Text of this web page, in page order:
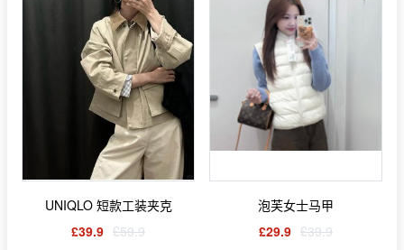
UNIQLO 短款工装夹克
£39.9 £59.9
泡芙女士马甲
£29.9 £39.9